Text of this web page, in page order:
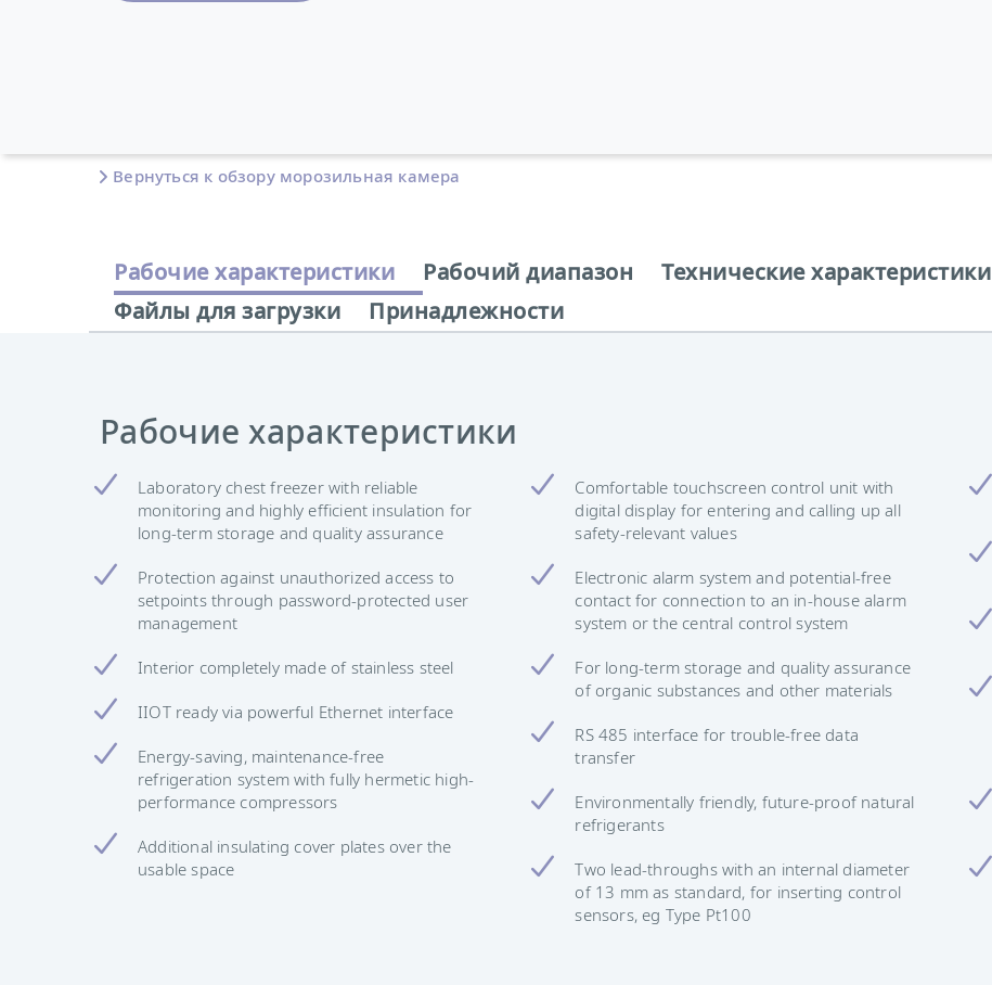
Вернуться к обзору морозильная камера
Рабочие характеристики Рабочий диапазон Технические характеристики
Файлы для загрузки
Принадлежности
Рабочие характеристики
Laboratory chest freezer with reliable
monitoring and highly efficient insulation for
long-term storage and quality assurance
Protection against unauthorized access to
setpoints through password-protected user
management
Interior completely made of stainless steel
IIOT ready via powerful Ethernet interface
Energy-saving, maintenance-free
refrigeration system with fully hermetic high-
performance compressors
Additional insulating cover plates over the
usable space
Comfortable touchscreen control unit with
digital display for entering and calling up all
safety-relevant values
Electronic alarm system and potential-free
contact for connection to an in-house alarm
system or the central control system
For long-term storage and quality assurance
of organic substances and other materials
RS 485 interface for trouble-free data
transfer
Environmentally friendly, future-proof natural
refrigerants
Two lead-throughs with an internal diameter
of 13 mm as standard, for inserting control
sensors, eg Type Pt100